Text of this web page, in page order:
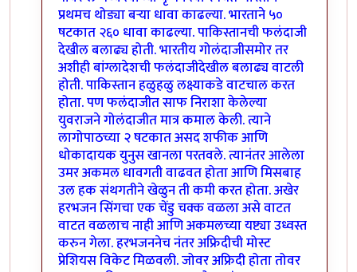
प्रथमच थोड्या बर्‍या धावा काढल्या. भारताने ५०
षटकात २६० धावा काढल्या. पाकिस्तानची फलंदाजी
देखील बलाढ्य होती. भारतीय गोलंदाजीसमोर तर
अशीही बांग्लादेशची फलंदाजीदेखील बलाढ्य वाटली
होती. पाकिस्तान हळुहळु लक्ष्याकडे वाटचाल करत
होता. पण फलंदाजीत साफ निराशा केलेल्या
युवराजने गोलंदाजीत मात्र कमाल केली. त्याने
लागोपाठच्या २ षटकात असद शफीक आणि
धोकादायक युनुस खानला परतवले. त्यानंतर आलेला
उमर अकमल धावगती वाढवत होता आणि मिसबाह
उल हक संथगतीने खेळुन ती कमी करत होता. अखेर
हरभजन सिंगचा एक चेंडु चक्क वळला असे वाटत
वाटत वळलाच नाही आणि अकमलच्या यष्ट्या उध्वस्त
करुन गेला. हरभजननेच नंतर अफ्रिदीची मोस्ट
प्रेशियस विकेट मिळवली. जोवर अफ्रिदी होता तोवर